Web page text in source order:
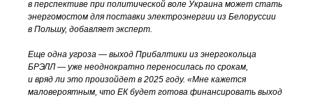
в перспективе при политической воле Украина может стать
энергомостом для поставки электроэнергии из Белоруссии
в Польшу, добавляет эксперт.
Еще одна угроза — выход Прибалтики из энергокольца
БРЭЛЛ — уже неоднократно переносилась по срокам,
и вряд ли это произойдет в 2025 году. «Мне кажется
маловероятным, что ЕК будет готова финансировать выход